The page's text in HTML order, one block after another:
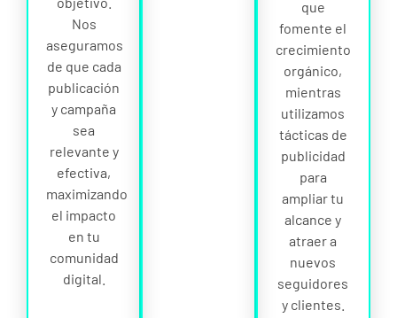
Nos
aseguramos
de que cada
publicación
y campaña
sea
relevante y
efectiva,
maximizando
el impacto
en tu
comunidad
digital.
que
fomente el
crecimiento
orgánico,
mientras
utilizamos
tácticas de
publicidad
para
ampliar tu
alcance y
atraer a
nuevos
seguidores
y clientes.